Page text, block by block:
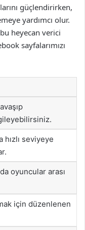
güçlendirirken,
yardımcı olur.
heyecan verici
sayfalarımızı
hızlı seviyeye
oyuncular arası
için düzenlenen